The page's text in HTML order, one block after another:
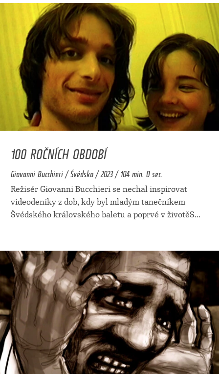
100 ROČNÍCH OBDOBÍ
Giovanni Bucchieri / Švédsko / 2023 / 104 min. 0 sec.
Režisér Giovanni Bucchieri se nechal inspirovat
videodeníky z dob, kdy byl mladým tanečníkem
Švédského královského baletu a poprvé v životěS...